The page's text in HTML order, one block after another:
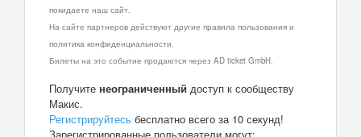
покидаете наш сайт.
На сайте партнеров действуют другие правила пользования и
политика конфиденциальности.
Билеты на это событие продаются через AD ticket GmbH.
Получите неограниченный доступ к сообществу
Макис.
Регистрируйтесь бесплатно всего за 10 секунд!